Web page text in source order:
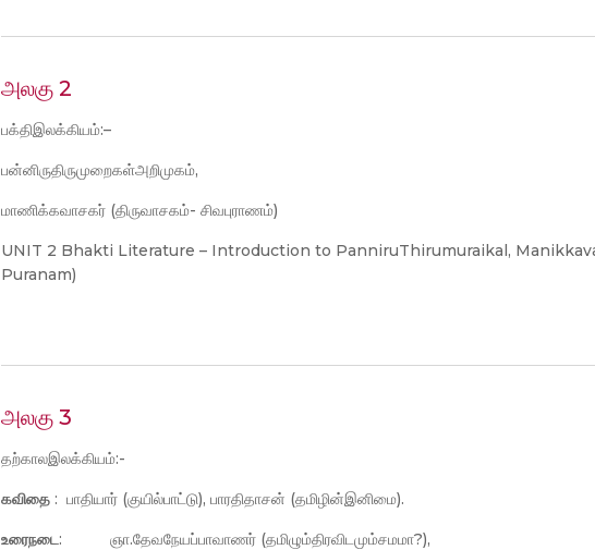
அலகு 2
பக்திஇலக்கியம்:–
பன்னிருதிருமுறைகள்அறிமுகம்,
மாணிக்கவாசகர் (திருவாசகம்- சிவபுராணம்)
UNIT 2 Bhakti Literature – Introduction to PanniruThirumuraikal,
Puranam)
அலகு 3
தற்காலஇலக்கியம்:-
கவிதை : பாதியார் (குயில்பாட்டு), பாரதிதாசன் (தமிழின்இனிமை).
உரைநடை: ஞா.தேவநேயப்பாவாணர் (தமிழும்திரவிடமும்சமமா?),